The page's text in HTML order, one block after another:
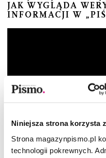
Niniejsza strona korzysta
Strona magazynpismo.pl
technologii pokrewnych.
JAK WYGLĄDA
INFORMACJI W
ZAMÓW
W CENIE 24,99 ZŁ,